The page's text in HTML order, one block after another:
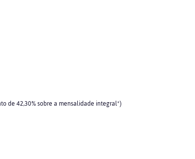
de 42,30% sobre a mensalidade integral*)